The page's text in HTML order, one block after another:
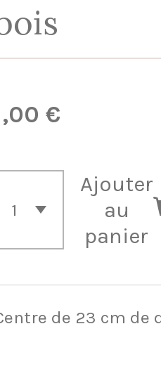
€
Ajouter
au
panier
de 23 cm de